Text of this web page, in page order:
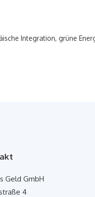
Integration,grüne
Geld GmbH
4